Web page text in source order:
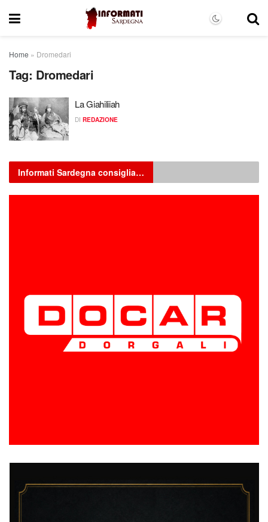
Home » Dromedari
Tag: Dromedari
La Giahiliiah
DI REDAZIONE
Informati Sardegna consiglia…